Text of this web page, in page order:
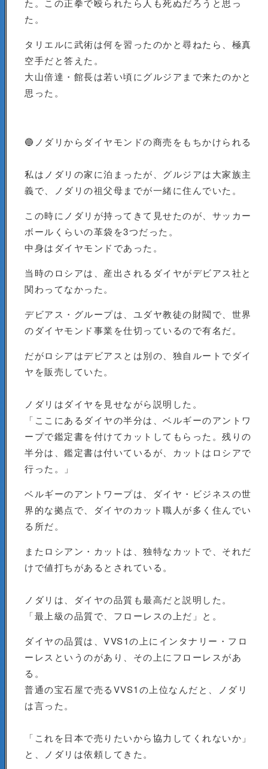
た。この正拳で殴られたら人も死ぬだろうと思っ
た。
タリエルに武術は何を習ったのかと尋ねたら、極真
空手だと答えた。
大山倍達・館長は若い頃にグルジアまで来たのかと
思った。
🔵ノダリからダイヤモンドの商売をもちかけられる
私はノダリの家に泊まったが、グルジアは大家族主
義で、ノダリの祖父母までが一緒に住んでいた。
この時にノダリが持ってきて見せたのが、サッカー
ボールくらいの革袋を3つだった。
中身はダイヤモンドであった。
当時のロシアは、産出されるダイヤがデビアス社と
関わってなかった。
デビアス・グループは、ユダヤ教徒の財閥で、世界
のダイヤモンド事業を仕切っているので有名だ。
だがロシアはデビアスとは別の、独自ルートでダイ
ヤを販売していた。
ノダリはダイヤを見せながら説明した。
「ここにあるダイヤの半分は、ベルギーのアントワ
ープで鑑定書を付けてカットしてもらった。残りの
半分は、鑑定書は付いているが、カットはロシアで
行った。」
ベルギーのアントワープは、ダイヤ・ビジネスの世
界的な拠点で、ダイヤのカット職人が多く住んでい
る所だ。
またロシアン・カットは、独特なカットで、それだ
けで値打ちがあるとされている。
ノダリは、ダイヤの品質も最高だと説明した。
「最上級の品質で、フローレスの上だ」と。
ダイヤの品質は、VVS1の上にインタナリー・フロ
ーレスというのがあり、その上にフローレスがあ
る。
普通の宝石屋で売るVVS1の上位なんだと、ノダリ
は言った。
「これを日本で売りたいから協力してくれないか」
と、ノダリは依頼してきた。